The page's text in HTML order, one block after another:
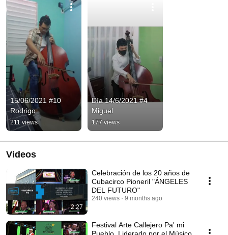
15/06/2021 #10
Rodrigo
211 views
Día 14/6/2021 #4
Miguel
177 views
Videos
2:27
Celebración de los 20 años de
Cubacirco Pioneril "ÁNGELES
DEL FUTURO"
240 views 9 months ago
Festival Arte Callejero Pa' mi